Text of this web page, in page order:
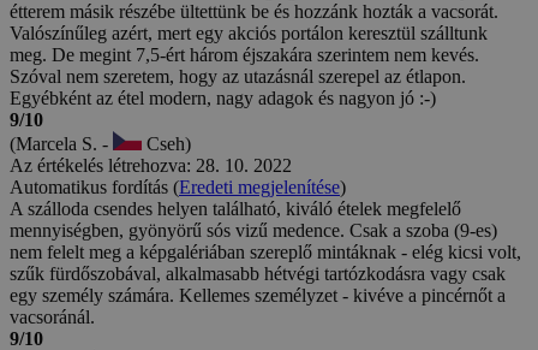
étterem másik részébe ültettünk be és hozzánk hozták a vacsorát.
Valószínűleg azért, mert egy akciós portálon keresztül szálltunk
meg. De megint 7,5-ért három éjszakára szerintem nem kevés.
Szóval nem szeretem, hogy az utazásnál szerepel az étlapon.
Egyébként az étel modern, nagy adagok és nagyon jó :-)
9/10
(Marcela S. -
Cseh)
Az értékelés létrehozva: 28. 10. 2022
Automatikus fordítás (Eredeti megjelenítése)
A szálloda csendes helyen található, kiváló ételek megfelelő
mennyiségben, gyönyörű sós vizű medence. Csak a szoba (9-es)
nem felelt meg a képgalériában szereplő mintáknak - elég kicsi volt,
szűk fürdőszobával, alkalmasabb hétvégi tartózkodásra vagy csak
egy személy számára. Kellemes személyzet - kivéve a pincérnőt a
vacsoránál.
9/10